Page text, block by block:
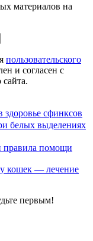
материалов на
пользовательского
и согласен с
сайта.
сфинксов
белых выделениях
помощи
кошек — лечение
первым!